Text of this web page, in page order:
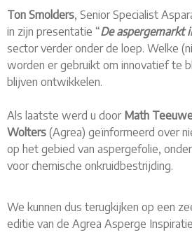
Ton Smolders, Senior Specialist
in zijn presentatie “De aspergemarkt
sector verder onder de loep. Welke
worden er gebruikt om innovatief te
blijven ontwikkelen.
Als laatste werd u door Math
Wolters (Agrea) geïnformeerd over
op het gebied van aspergefolie,
voor chemische onkruidbestrijding.
We kunnen dus terugkijken op een
editie van de Agrea Asperge